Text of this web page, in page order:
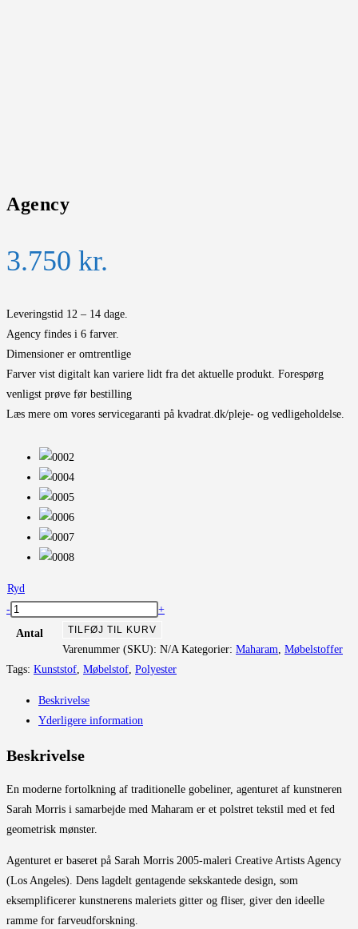
Agency
3.750 kr.
Leveringstid 12 – 14 dage.
Agency findes i 6 farver.
Dimensioner er omtrentlige
Farver vist digitalt kan variere lidt fra det aktuelle produkt. Forespørg
venligst prøve før bestilling
Læs mere om vores servicegaranti på kvadrat.dk/pleje- og vedligeholdelse.
Ryd
Agency
antal
-
+
Antal
TILFØJ TIL KURV
Varenummer (SKU): N/A Kategorier: Maharam Møbelstoffer
Tags: Kunststof Møbelstof Polyester
Beskrivelse
Yderligere information
Beskrivelse
En moderne fortolkning af traditionelle gobeliner, agenturet af kunstneren
Sarah Morris i samarbejde med Maharam er et polstret tekstil med et fed
geometrisk mønster.
Agenturet er baseret på Sarah Morris 2005-maleri Creative Artists Agency
(Los Angeles). Dens lagdelt gentagende sekskantede design, som
eksemplificerer kunstnerens maleriets gitter og fliser, giver den ideelle
ramme for farveudforskning.